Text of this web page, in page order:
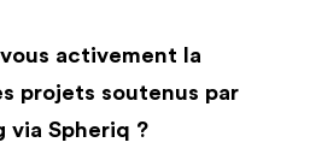
activement la
projets soutenus par
via Spheriq ?